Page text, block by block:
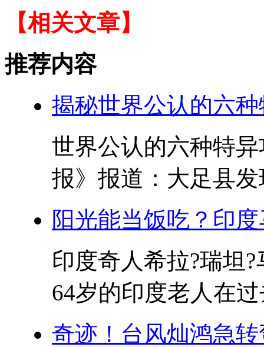
【相关文章】
推荐内容
揭秘世界公认的六
世界公认的六种特
报》报道：大足县
阳光能当饭吃？印
印度奇人希拉?瑞坦
64岁的印度老人在
奇迹！台风灿鸿急